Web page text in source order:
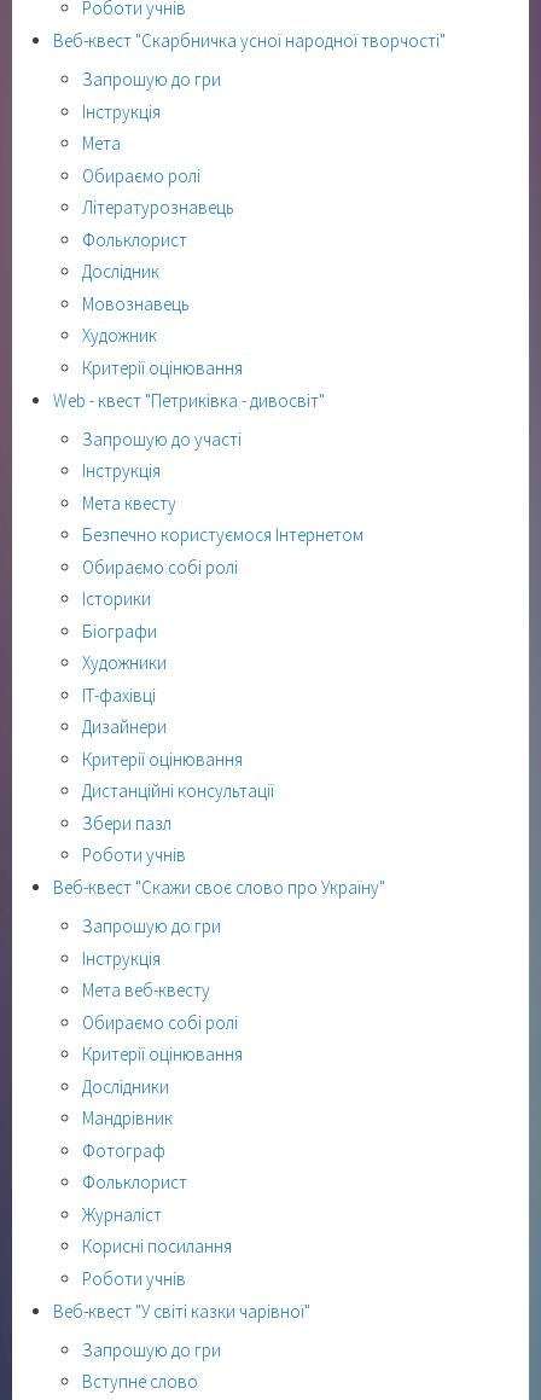
Роботи учнів
Веб-квест "Скарбничка усної народної творчості"
Запрошую до гри
Інструкція
Мета
Обираємо ролі
Літературознавець
Фольклорист
Дослідник
Мовознавець
Художник
Критерії оцінювання
Web - квест "Петриківка - дивосвіт"
Запрошую до участі
Інструкція
Мета квесту
Безпечно користуємося Інтернетом
Обираємо собі ролі
Історики
Біографи
Художники
ІТ-фахівці
Дизайнери
Критерії оцінювання
Дистанційні консультації
Збери пазл
Роботи учнів
Веб-квест "Скажи своє слово про Україну"
Запрошую до гри
Інструкція
Мета веб-квесту
Обираємо собі ролі
Критерії оцінювання
Дослідники
Мандрівник
Фотограф
Фольклорист
Журналіст
Корисні посилання
Роботи учнів
Веб-квест "У світі казки чарівної"
Запрошую до гри
Вступне слово